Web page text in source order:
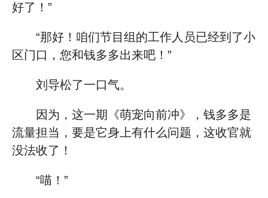
好了！”
“那好！咱们节目组的工作人员已经到了小
区门口，您和钱多多出来吧！”
刘导松了一口气。
因为，这一期《萌宠向前冲》，钱多多是
流量担当，要是它身上有什么问题，这收官就
没法收了！
“喵！”